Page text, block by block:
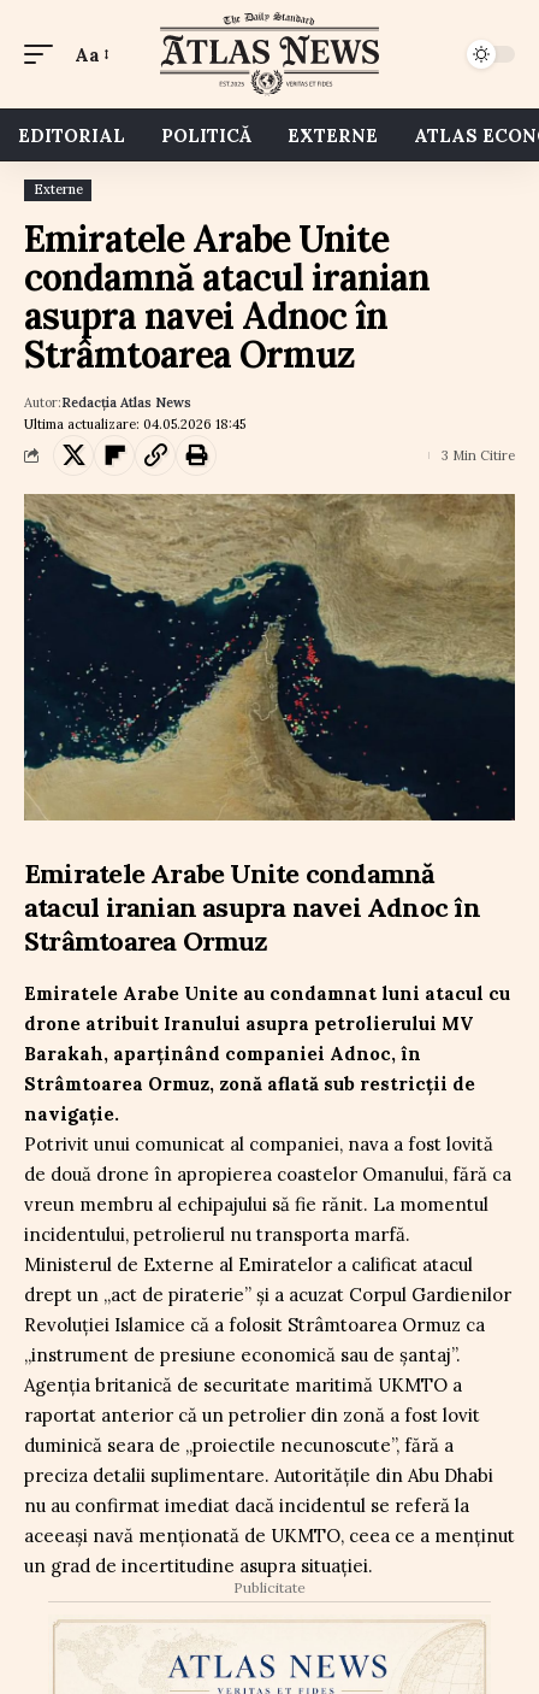
Aa
EDITORIAL POLITICĂ EXTERNE ATLAS
Externe
Emiratele Arabe Unite
condamnă atacul iranian
asupra navei Adnoc în
Strâmtoarea Ormuz
Ultima actualizare: 04.05.2026 18:45
Autor:Redacția Atlas News
3 Min Citire
Emiratele Arabe Unite condamnă
atacul iranian asupra navei Adnoc în
Strâmtoarea Ormuz
Emiratele Arabe Unite au condamnat luni atacul cu
drone atribuit Iranului asupra petrolierului MV
Barakah, aparținând companiei Adnoc, în
Strâmtoarea Ormuz, zonă aflată sub restricții de
navigație.
Potrivit unui comunicat al companiei, nava a fost lovită
de două drone în apropierea coastelor Omanului, fără ca
vreun membru al echipajului să fie rănit. La momentul
incidentului, petrolierul nu transporta marfă.
Ministerul de Externe al Emiratelor a calificat atacul
drept un „act de piraterie” și a acuzat Corpul Gardienilor
Revoluției Islamice că a folosit Strâmtoarea Ormuz ca
„instrument de presiune economică sau de șantaj”.
Agenția britanică de securitate maritimă UKMTO a
raportat anterior că un petrolier din zonă a fost lovit
duminică seara de „proiectile necunoscute”, fără a
preciza detalii suplimentare. Autoritățile din Abu Dhabi
nu au confirmat imediat dacă incidentul se referă la
aceeași navă menționată de UKMTO, ceea ce a menținut
un grad de incertitudine asupra situației.
Publicitate